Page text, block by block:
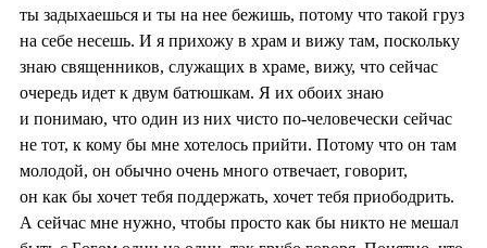
ты задыхаешься и ты на нее бежишь, потому что такой груз
на себе несешь. И я прихожу в храм и вижу там, поскольку
знаю священников, служащих в храме, вижу, что сейчас
очередь идет к двум батюшкам. Я их обоих знаю
и понимаю, что один из них чисто по-человечески сейчас
не тот, к кому бы мне хотелось прийти. Потому что он там
молодой, он обычно очень много отвечает, говорит,
он как бы хочет тебя поддержать, хочет тебя приободрить.
А сейчас мне нужно, чтобы просто как бы никто не мешал